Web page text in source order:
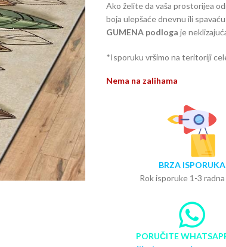
Ako želite da vaša prostorijea
boja ulepšaće dnevnu ili
GUMENA podloga je
*Isporuku vršimo na teritoriji
Nema na zalihama
BRZA ISPORUKA
Rok isporuke 1-3 radna
PORUČITE